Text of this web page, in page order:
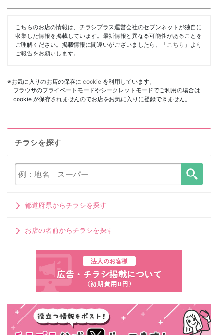
こちらのお店の情報は、チラシプラス運営会社のセブンネットが独自に
収集した情報を掲載しています。最新情報と異なる可能性があることを
ご理解ください。掲載情報に間違いがございましたら、「 こちら 」より
ご報告をお願いします。
※お気に入りのお店の保存に cookie を利用しています。
ブラウザのプライベートモードやシークレットモードでご利用の場合は
cookie が保存されませんのでお店をお気に入りに登録できません。
チラシを探す
都道府県からチラシを探す
お店の名前からチラシを探す